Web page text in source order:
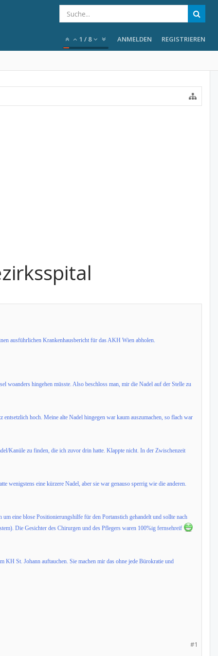
1 / 8 ANMELDEN REGISTRIEREN
ausführlichen Krankenhausbericht für das AKH Wien abholen.
woanders hingehen müsste. Also beschloss man, mir die Nadel auf der Stelle zu
hoch. Meine alte Nadel hingegen war kaum auszumachen, so flach war
Kanüle zu finden, die ich zuvor drin hatte. Klappte nicht. In der Zwischenzeit
wenigstens eine kürzere Nadel, aber sie war genauso sperrig wie die anderen.
eine blose Positionierungshilfe für den Portanstich gehandelt und sollte nach
Die Gesichter des Chirurgen und des Pflegers waren 100%ig fernsehreif
St. Johann auftauchen. Sie machen mir das ohne jede Bürokratie und
#1